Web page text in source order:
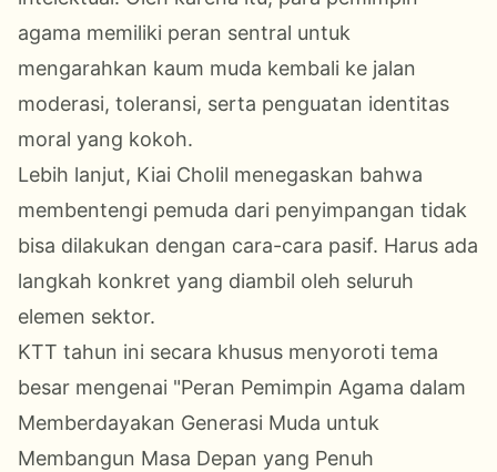
agama memiliki peran sentral untuk
mengarahkan kaum muda kembali ke jalan
moderasi, toleransi, serta penguatan identitas
moral yang kokoh.
Lebih lanjut, Kiai Cholil menegaskan bahwa
membentengi pemuda dari penyimpangan tidak
bisa dilakukan dengan cara-cara pasif. Harus ada
langkah konkret yang diambil oleh seluruh
elemen sektor.
KTT tahun ini secara khusus menyoroti tema
besar mengenai "Peran Pemimpin Agama dalam
Memberdayakan Generasi Muda untuk
Membangun Masa Depan yang Penuh